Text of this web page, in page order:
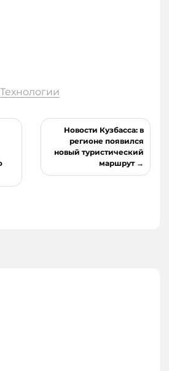
Технологии
Новости Кузбасса: в
регионе появился
новый туристический
маршрут